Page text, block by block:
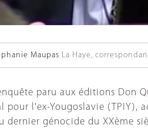
Maupas La Haye,
paru aux éditions Don
l'ex-Yougoslavie (TPIY),
génocide du XXème